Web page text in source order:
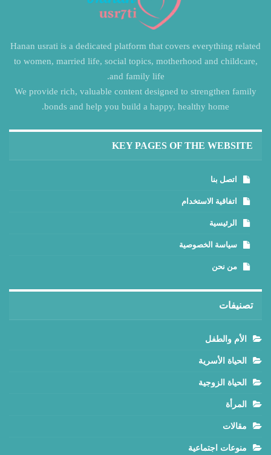
Hanan usrati is a dedicated platform that covers everything related
to women, married life, social topics, motherhood and childcare,
and family life.
We provide rich, valuable content designed to strengthen family
bonds and help you build a happy, healthy home.
KEY PAGES OF THE WEBSITE
اتصل بنا
اتفاقية الاستخدام
الرئيسية
سياسة الخصوصية
من نحن
تصنيفات
الأم والطفل
الحياة الأسرية
الحياة الزوجية
المرأة
مقالات
منوعات اجتماعية